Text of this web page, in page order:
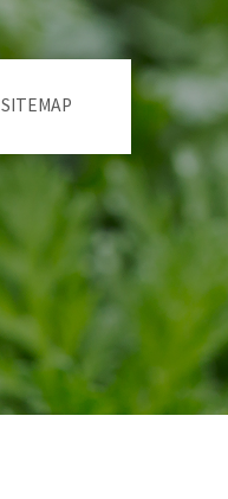
SITEMAP